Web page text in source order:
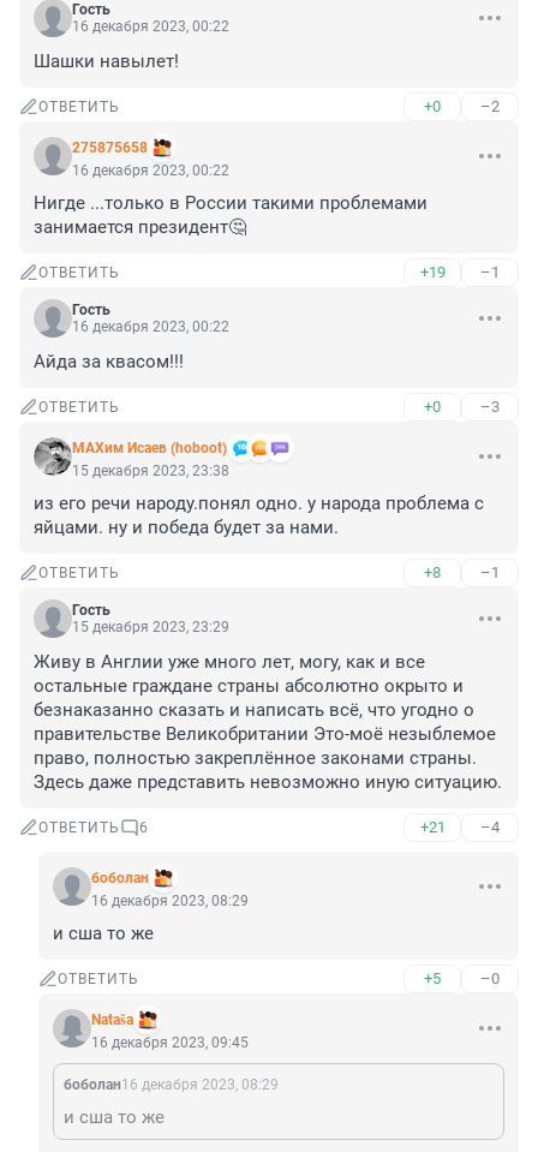
Гость
16 декабря 2023, 00:22
Шашки навылет!
ОТВЕТИТЬ +0 –2
275875658
16 декабря 2023, 00:22
Нигде ...только в России такими проблемами
занимается президент🤔
ОТВЕТИТЬ +19 –1
Гость
16 декабря 2023, 00:22
Айда за квасом!!!
ОТВЕТИТЬ +0 –3
МАХим Исаев (hoboot)
15 декабря 2023, 23:38
из его речи народу.понял одно. у народа проблема с
яйцами. ну и победа будет за нами.
ОТВЕТИТЬ +8 –1
Гость
15 декабря 2023, 23:29
Живу в Англии уже много лет, могу, как и все
остальные граждане страны абсолютно окрыто и
безнаказанно сказать и написать всё, что угодно о
правительстве Великобритании Это-моё незыблемое
право, полностью закреплённое законами страны.
Здесь даже представить невозможно иную ситуацию.
ОТВЕТИТЬ 6 +21 –4
боболан
16 декабря 2023, 08:29
и сша то же
ОТВЕТИТЬ +5 –0
Nataša
16 декабря 2023, 09:45
боболан16 декабря 2023, 08:29
и сша то же